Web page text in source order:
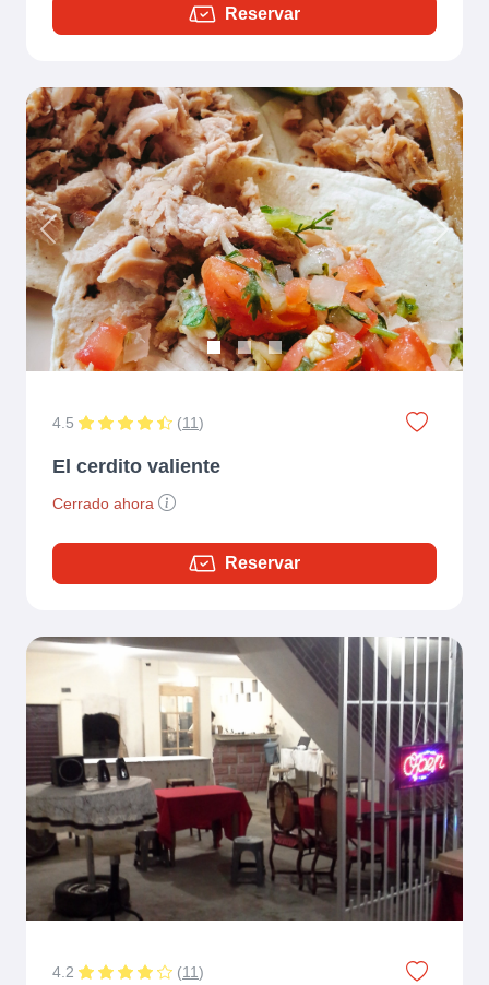
Reservar
Previous Next
4.5 (11)
El cerdito valiente
Cerrado ahora
Reservar
4.2 (11)